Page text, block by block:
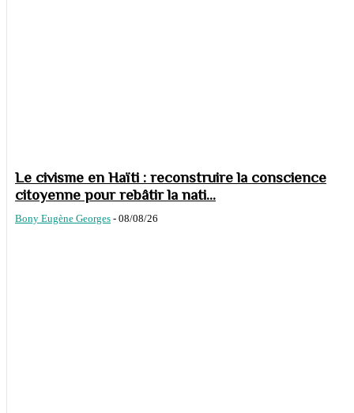
Le civisme en Haïti : reconstruire la conscience
citoyenne pour rebâtir la nati...
Bony Eugène Georges - 08/08/26